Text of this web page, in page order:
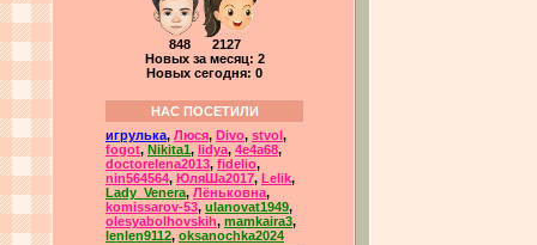
848 2127
Новых за месяц: 2
Новых сегодня: 0
НАС ПОСЕТИЛИ
игрулька, Люся, Divo, stvol ,
fogot, Nikita1, lidya, 4e4a68,
doctorelena2013, fidelio,
nin564564, ЮляШа2017, Lelik,
Lady_Venera, Лёньковна,
komissarov-53, ulanovat1949,
olesyabolhovskih, mamkaira3,
lenlen9112, oksanochka2024